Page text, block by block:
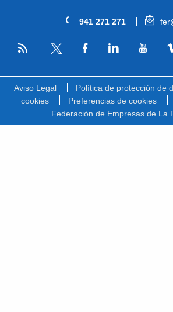
941 271 271
RSS
Aviso Legal Política de protección de
cookies
Preferencias de cookies
Federación de Empresas de La